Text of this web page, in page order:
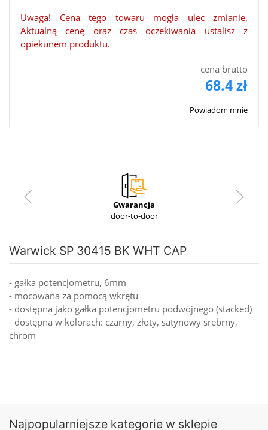
Uwaga! Cena tego towaru mogła ulec zmianie.
Aktualną cenę oraz czas oczekiwania ustalisz z
opiekunem produktu.
cena brutto
68.4 zł
Powiadom mnie
Gwarancja
door-to-door
Warwick SP 30415 BK WHT CAP
- gałka potencjometru, 6mm
- mocowana za pomocą wkrętu
- dostępna jako gałka potencjometru podwójnego (stacked)
- dostępna w kolorach: czarny, złoty, satynowy srebrny,
chrom
Najpopularniejsze kategorie w sklepie